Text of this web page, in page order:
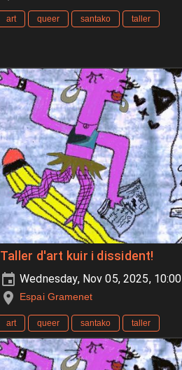
art queer santako taller
Taller d'art kuir i dissident!
Wednesday, Nov 05, 2025,
Espai Gramenet
art queer santako taller